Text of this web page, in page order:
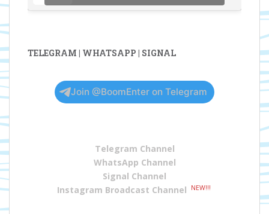
TELEGRAM | WHATSAPP | SIGNAL
Join @BoomEnter on Telegram
Telegram Channel
WhatsApp Channel
Signal Channel
Instagram Broadcast Channel
NEW!!!